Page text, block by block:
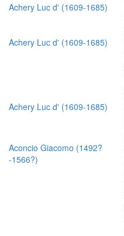
Achery Luc d' (1609-1685)
Achery Luc d' (1609-1685)
Achery Luc d' (1609-1685)
Aconcio Giacomo (1492?
-1566?)